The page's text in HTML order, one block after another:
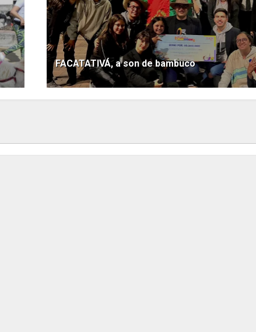
FACATATIVÁ, a son de bambuco